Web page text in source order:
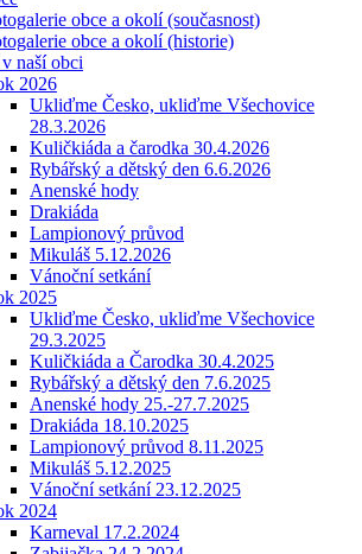
obce a okolí (současnost)
obce a okolí (historie)
naší obci
2026
Ukliďme Česko, ukliďme Všechovice
28.3.2026
Kuličkiáda a čarodka 30.4.2026
Rybářský a dětský den 6.6.2026
Anenské hody
Drakiáda
Lampionový průvod
Mikuláš 5.12.2026
Vánoční setkání
2025
Ukliďme Česko, ukliďme Všechovice
29.3.2025
Kuličkiáda a Čarodka 30.4.2025
Rybářský a dětský den 7.6.2025
Anenské hody 25.-27.7.2025
Drakiáda 18.10.2025
Lampionový průvod 8.11.2025
Mikuláš 5.12.2025
Vánoční setkání 23.12.2025
2024
Karneval 17.2.2024